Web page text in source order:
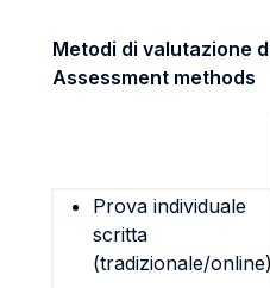
Metodi di valutazione
Assessment methods
Prova individuale
scritta
(tradizionale/online)